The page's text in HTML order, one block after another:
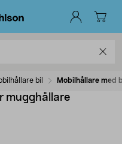
bil Mobilhållare med
mugghållare